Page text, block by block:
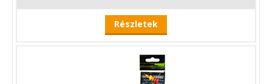
Részletek